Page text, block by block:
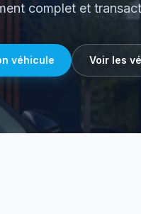
complet et
véhicule Voir les